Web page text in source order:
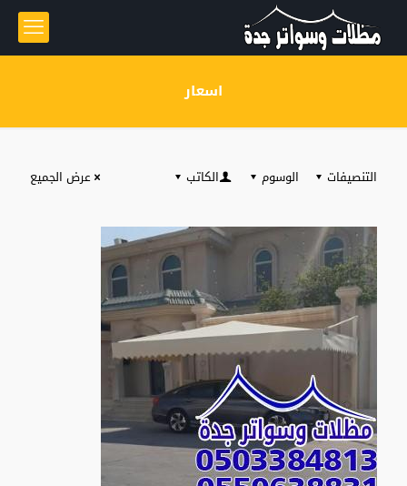
اسعار
التنصيفات الوسوم الكاتب عرض الجميع